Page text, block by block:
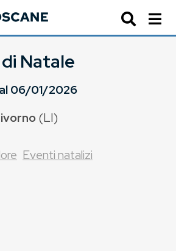
Natale
al06/01/2026
(LI)
Eventi natalizi